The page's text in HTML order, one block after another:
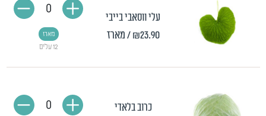
עלי ווסאבי בייבי
₪23.90 / מארז
12 עלים
מארז
0
כרוב בלאדי
0